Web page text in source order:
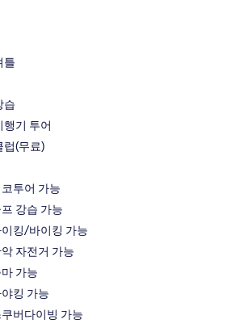
틀
습
기 투어
럽(무료)
투어 가능
강습 가능
킹/바이킹 가능
자전거 가능
가능
킹 가능
버다이빙 가능